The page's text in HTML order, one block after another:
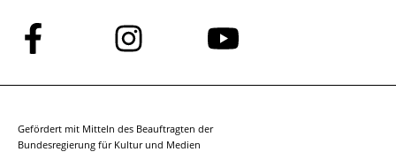
Folge
uns
auf
Folge
uns
auf
Folge
auf
Gefördert mit Mitteln des Beauftragten der
Bundesregierung für Kultur und Medien